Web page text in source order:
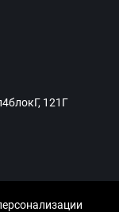
121Г